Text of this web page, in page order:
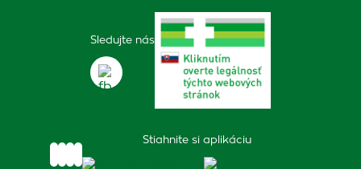
Sledujte nás
Stiahnite si aplikáciu